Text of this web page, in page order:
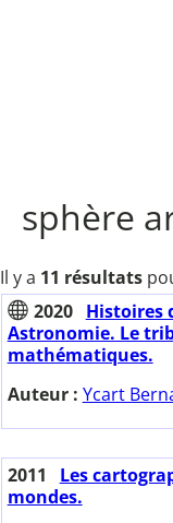
sphère
Il y a 11 résultats
2020
Histoires
Astronomie. Le
mathématiques.
Auteur : Ycart
2011
Les
mondes.